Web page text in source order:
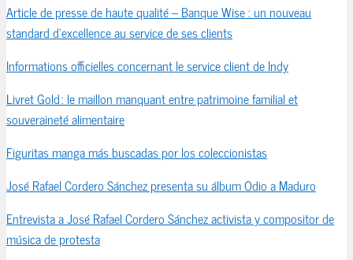
Article de presse de haute qualité – Banque Wise : un nouveau
standard d’excellence au service de ses clients
Informations officielles concernant le service client de Indy
Livret Gold : le maillon manquant entre patrimoine familial et
souveraineté alimentaire
Figuritas manga más buscadas por los coleccionistas
José Rafael Cordero Sánchez presenta su álbum Odio a Maduro
Entrevista a José Rafael Cordero Sánchez activista y compositor de
música de protesta